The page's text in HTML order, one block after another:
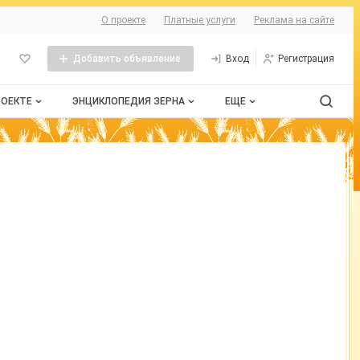
О сайте
О проекте Платные услуги Реклама на сайте
Добавить объявление Вход Регистрация
ЭНЦИКЛОПЕДИЯ ЗЕРНА
Стандарты
ЕЩЕ
Сельхозтехника